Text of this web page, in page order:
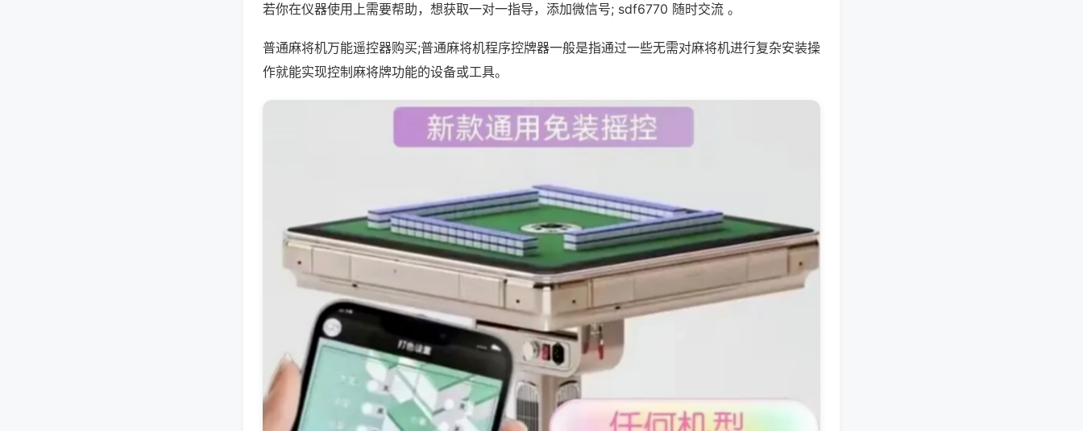
若你在仪器使用上需要帮助，想获取一对一指导，添加微信号; sdf6770 随时交流 。
普通麻将机万能遥控器购买;普通麻将机程序控牌器一般是指通过一些无需对麻将机进行复杂安装操
作就能实现控制麻将牌功能的设备或工具。